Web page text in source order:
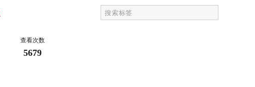
查看次数
5679